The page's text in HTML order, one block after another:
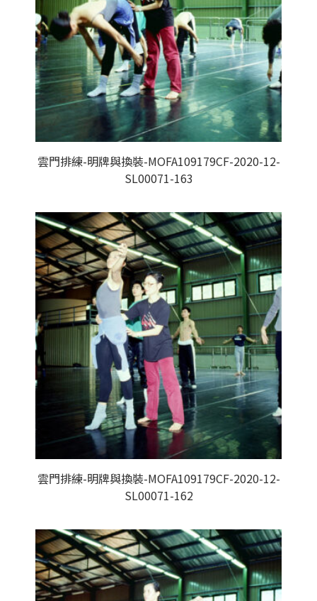
雲門排練-明牌與換裝-MOFA109179CF-2020-12-
SL00071-163
雲門排練-明牌與換裝-MOFA109179CF-2020-12-
SL00071-162